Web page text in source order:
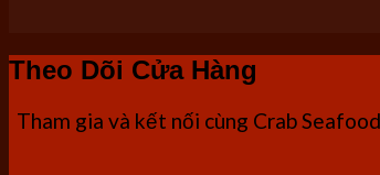
Theo Dõi Cửa Hàng
Tham gia và kết nối cùng Crab